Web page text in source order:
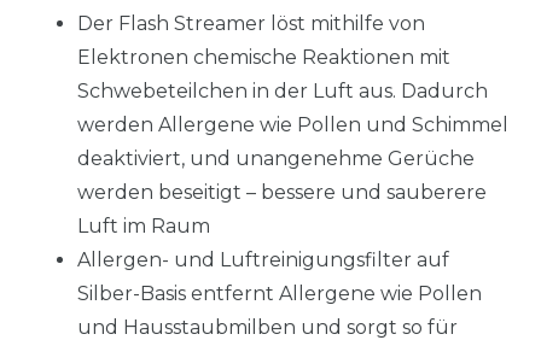
Der Flash Streamer löst mithilfe von
Elektronen chemische Reaktionen mit
Schwebeteilchen in der Luft aus. Dadurch
werden Allergene wie Pollen und Schimmel
deaktiviert, und unangenehme Gerüche
werden beseitigt – bessere und sauberere
Luft im Raum
Allergen- und Luftreinigungsfilter auf
Silber-Basis entfernt Allergene wie Pollen
und Hausstaubmilben und sorgt so für